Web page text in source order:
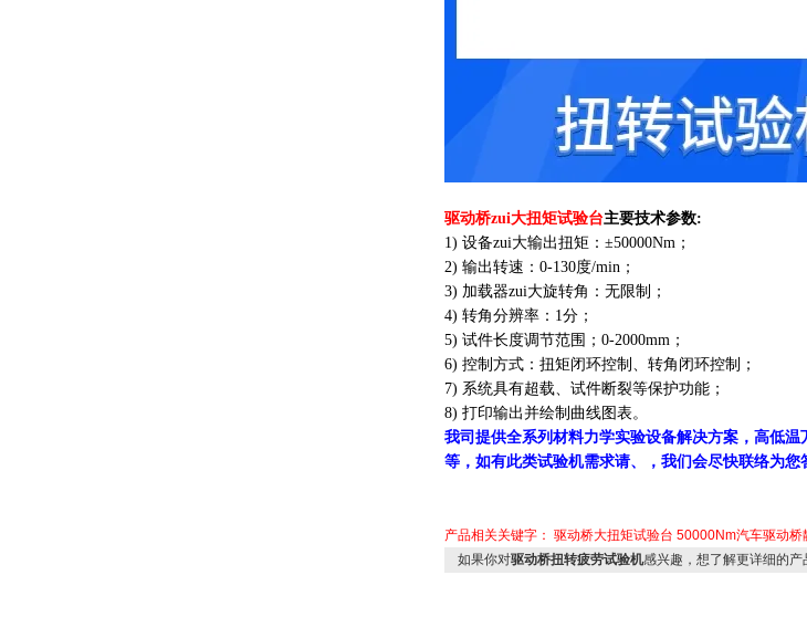
驱动桥zui大扭矩试验台主要技术参数:
1) 设备zui大输出扭矩：±50000Nm；
2) 输出转速：0-130度/min；
3) 加载器zui大旋转角：无限制；
4) 转角分辨率：1分；
5) 试件长度调节范围；0-2000mm；
6) 控制方式：扭矩闭环控制、转角闭环控制；
7) 系统具有超载、试件断裂等保护功能；
8) 打印输出并绘制曲线图表。
我司提供全系列材料力学实验设备解决方案，高低
等，如有此类试验机需求请、，我们会尽快联络为您
产品相关关键字： 驱动桥大扭矩试验台 50000Nm汽车驱动桥
如果你对驱动桥扭转疲劳试验机感兴趣，想了解更详细的产